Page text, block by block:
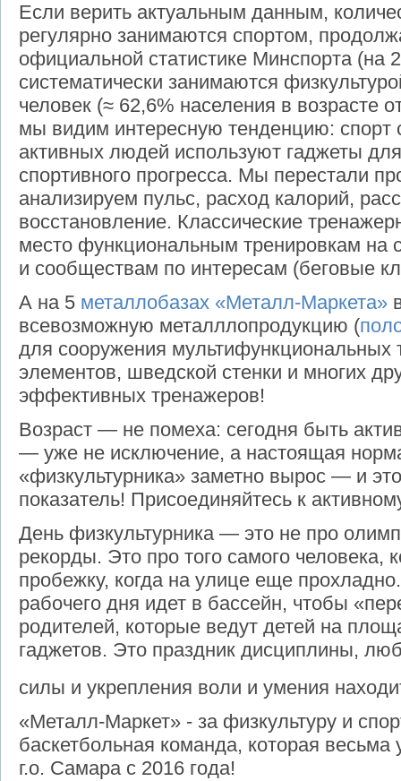
Если верить актуальным данным,
регулярно занимаются спортом,
официальной статистике Минспорта (на
систематически занимаются
человек (≈ 62,6% населения в возрасте
мы видим интересную тенденцию:
активных людей используют гаджеты
спортивного прогресса. Мы перестали
анализируем пульс, расход калорий,
восстановление. Классические
место функциональным тренировкам на
и сообществам по интересам (беговые
А на 5 металлобазах «Металл-Маркета»
всевозможную металллопродукцию (
для сооружения мультифункциональных
элементов, шведской стенки и многих
эффективных тренажеров!
Возраст — не помеха: сегодня быть
— уже не исключение, а настоящая
«физкультурника» заметно вырос — и
показатель! Присоединяйтесь к
День физкультурника — это не про
рекорды. Это про того самого человека,
пробежку, когда на улице еще
рабочего дня идет в бассейн, чтобы
родителей, которые ведут детей на
гаджетов. Это праздник дисциплины,
силы и укрепления воли и умения
«Металл-Маркет» - за физкультуру и
баскетбольная команда, которая
г.о. Самара с 2016 года!